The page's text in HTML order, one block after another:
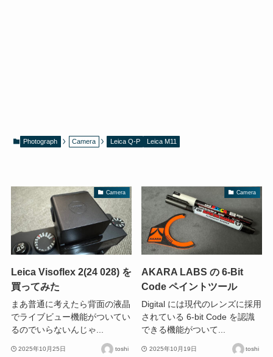
Photograph Camera Leica Q-P Leica M11
Camera
Leica Visoflex 2(24 028) を
買ってみた
まあ普通に考えたら背面の液晶
でライブビュー機能がついてい
るのでいらないんじゃ...
2025年10月25日 toshi
Camera
AKARA LABS の 6-Bit
Code ペイントツール
Digital には現代のレンズに採用
されている 6-bit Code を認識
できる機能がついて...
2025年10月19日 toshi